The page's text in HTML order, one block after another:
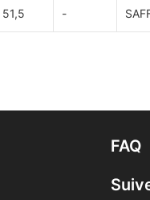
51,5 -
FAQ